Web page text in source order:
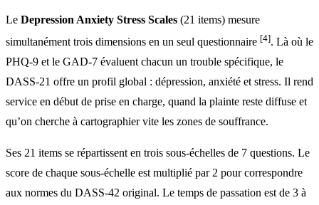
Le Depression Anxiety Stress Scales (21 items) mesure
simultanément trois dimensions en un seul questionnaire [4]. Là où le
PHQ-9 et le GAD-7 évaluent chacun un trouble spécifique, le
DASS-21 offre un profil global : dépression, anxiété et stress. Il rend
service en début de prise en charge, quand la plainte reste diffuse et
qu’on cherche à cartographier vite les zones de souffrance.
Ses 21 items se répartissent en trois sous-échelles de 7 questions. Le
score de chaque sous-échelle est multiplié par 2 pour correspondre
aux normes du DASS-42 original. Le temps de passation est de 3 à